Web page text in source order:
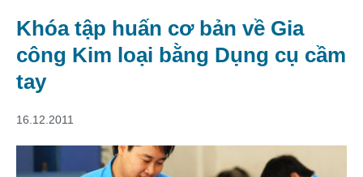
Khóa tập huấn cơ bản về Gia
công Kim loại bằng Dụng cụ cầm
tay
16.12.2011